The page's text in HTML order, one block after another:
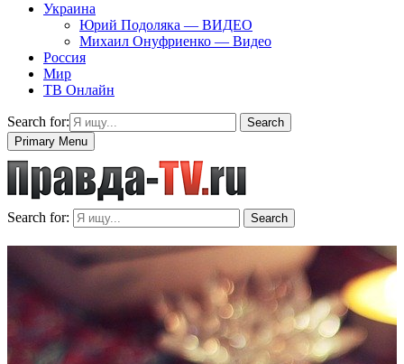
Украина
Юрий Подоляка — ВИДЕО
Михаил Онуфриенко — Видео
Россия
Мир
ТВ Онлайн
Search for:
Search
Primary Menu
Search for: Search